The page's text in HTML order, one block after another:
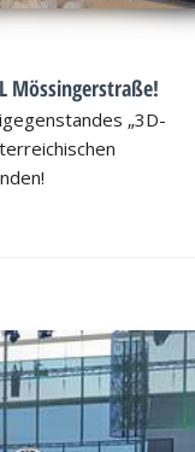
Mössingerstraße!
„3D-